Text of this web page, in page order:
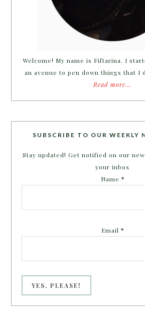
Welcome! My name is Fiftarina. I
an avenue to pen down things that I
Read more...
SUBSCRIBE TO OUR WEEKLY
Stay updated! Get notified on our
your inbox
Name *
Email *